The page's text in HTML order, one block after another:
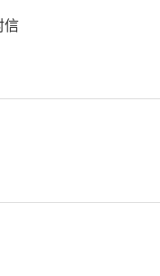
准任职资
规定，自
，并按
期限内到
理行政
信